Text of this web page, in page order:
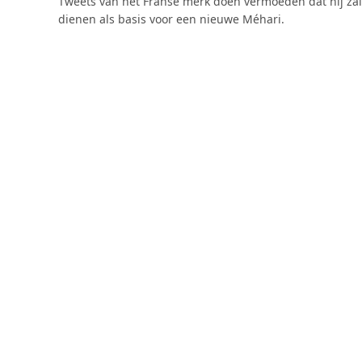
dienen als basis voor een nieuwe Méhari.